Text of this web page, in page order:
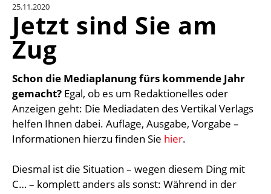
EINHEITENKONVERTER
KONTAKT
25.11.2020
Jetzt sind Sie am
Zug
Schon die Mediaplanung fürs kommende Jahr
gemacht? Egal, ob es um Redaktionelles oder
Anzeigen geht: Die Mediadaten des Vertikal Verlags
helfen Ihnen dabei. Auflage, Ausgabe, Vorgabe –
Informationen hierzu finden Sie hier.
Diesmal ist die Situation – wegen diesem Ding mit
C… – komplett anders als sonst: Während in der